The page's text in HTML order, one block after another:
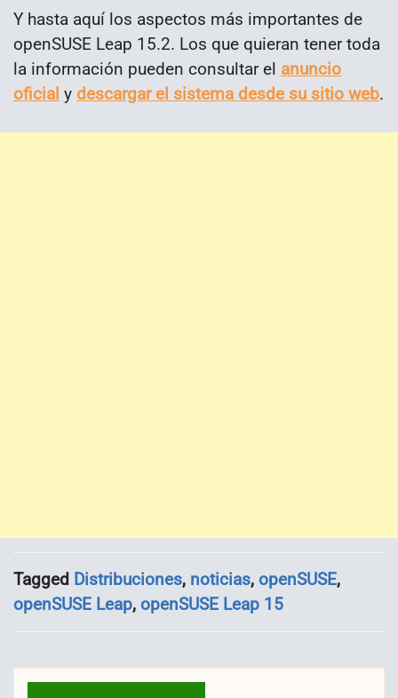
Y hasta aquí los aspectos más importantes de
openSUSE Leap 15.2. Los que quieran tener toda
la información pueden consultar el anuncio
oficial y descargar el sistema desde su sitio web.
Tagged Distribuciones, noticias, openSUSE,
openSUSE Leap, openSUSE Leap 15